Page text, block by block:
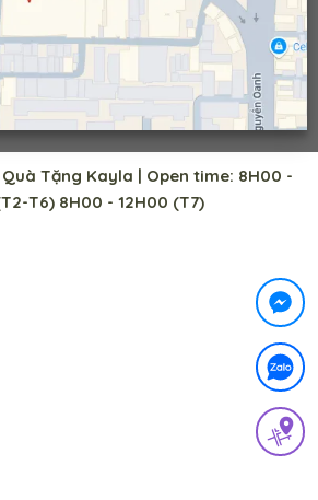
Tặng Kayla | Open time: 8H00 -
T6) 8H00 - 12H00 (T7)